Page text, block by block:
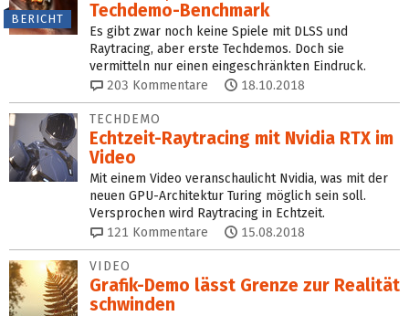
BERICHT
Techdemo-Benchmark
Es gibt zwar noch keine Spiele mit DLSS und
Raytracing, aber erste Techdemos. Doch sie
vermitteln nur einen eingeschränkten Eindruck.
203 Kommentare 18.10.2018
TECHDEMO
Echtzeit-Raytracing mit Nvidia RTX im
Video
Mit einem Video veranschaulicht Nvidia, was mit der
neuen GPU-Architektur Turing möglich sein soll.
Versprochen wird Raytracing in Echtzeit.
121 Kommentare 15.08.2018
VIDEO
Grafik-Demo lässt Grenze zur Realität
schwinden